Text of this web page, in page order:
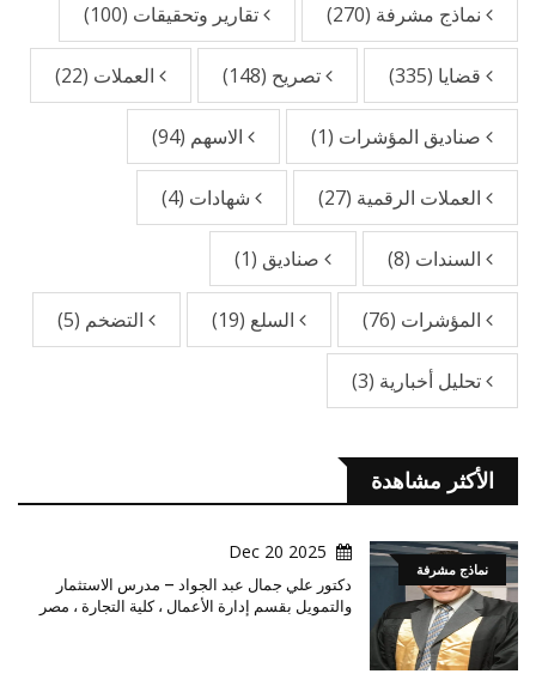
نماذج مشرفة (270) تقارير وتحقيقات (100)
قضايا (335) تصريح (148) العملات (22)
صناديق المؤشرات (1) الاسهم (94)
العملات الرقمية (27) شهادات (4)
السندات (8) صناديق (1)
المؤشرات (76) السلع (19) التضخم (5)
تحليل أخبارية (3)
الأكثر مشاهدة
نماذج مشرفة
2025 Dec 20
دكتور علي جمال عبد الجواد – مدرس الاستثمار
والتمويل بقسم إدارة الأعمال ، كلية التجارة ، مصر